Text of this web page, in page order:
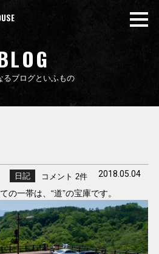
るブログといふもの
2018.05.04
コメント 2件
日記
の一帯は、“道”の宝庫です。